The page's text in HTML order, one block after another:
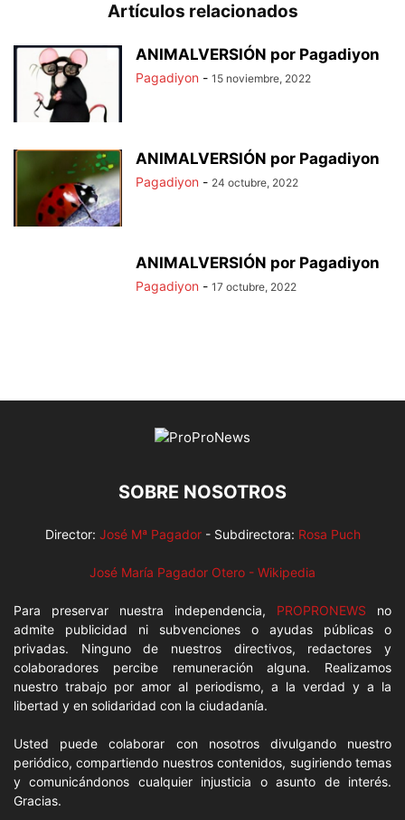
Artículos relacionados
ANIMALVERSIÓN por Pagadiyon
Pagadiyon - 15 noviembre, 2022
ANIMALVERSIÓN por Pagadiyon
Pagadiyon - 24 octubre, 2022
ANIMALVERSIÓN por Pagadiyon
Pagadiyon - 17 octubre, 2022
SOBRE NOSOTROS
Director: José Mª Pagador- Subdirectora: Rosa Puch
José María Pagador Otero - Wikipedia
Para preservar nuestra independencia, PROPRONEWS no
admite publicidad ni subvenciones o ayudas públicas o
privadas. Ninguno de nuestros directivos, redactores y
colaboradores percibe remuneración alguna. Realizamos
nuestro trabajo por amor al periodismo, a la verdad y a la
libertad y en solidaridad con la ciudadanía.
Usted puede colaborar con nosotros divulgando nuestro
periódico, compartiendo nuestros contenidos, sugiriendo temas
y comunicándonos cualquier injusticia o asunto de interés.
Gracias.